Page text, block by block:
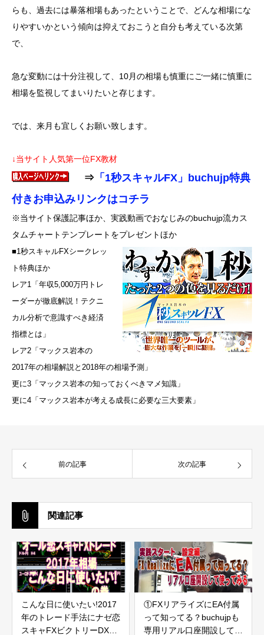
らも、過去には暴落相場もあったということで、どんな相場にな
りやすいかという傾向は抑えておこうと自分も考えている次第
で、
急な変動には十分注視して、10月の相場も慎重にご一緒に慎重に
相場を監視してまいりたいと存じます。
では、来月も宜しくお願い致します。
↓当サイト人気第一位FX教材
⇒ 「1秒スキャルFX」buchujp特典
付きお申込みリンクはコチラ
※当サイト保護記事ほか、実践動画でおなじみのbuchujp流カス
タムチャートテンプレートをプレゼントほか
■1秒スキャルFXシークレッ
ト特典ほか
レア1「年収5,000万円トレ
ーダーが徹底解説！テクニ
カル分析で意識すべき経済
指標とは」
レア2「マックス岩本の
2017年の相場解説と2018年の相場予測」
更に3「マックス岩本の知っておくべきマメ知識」
更に4「マックス岩本が考える成長に必要な三大要素」
前の記事 次の記事
関連記事
こんな日に使いたい!2017
年のトレード手法にナゼ恋
スキャFXビクトリーDXが
①FXリアライズにEA付属
って知ってる？buchujpも
専用リアル口座開設して使